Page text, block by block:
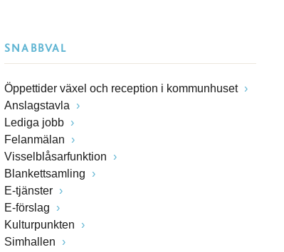
SNABBVAL
Öppettider växel och reception i kommunhuset
Anslagstavla
Lediga jobb
Felanmälan
Visselblåsarfunktion
Blankettsamling
E-tjänster
E-förslag
Kulturpunkten
Simhallen